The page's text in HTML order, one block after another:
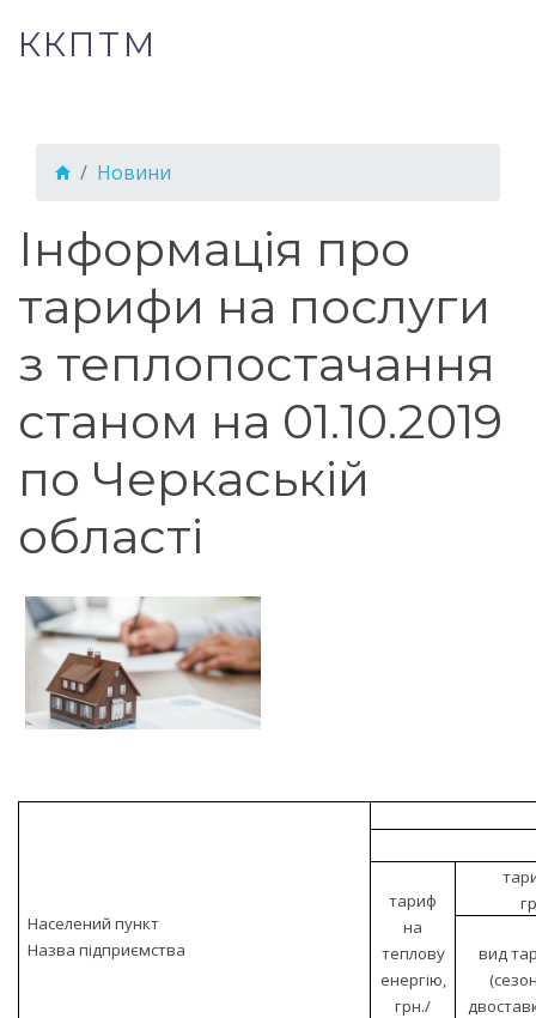
ККПТМ
Новини
Інформація про
тарифи на послуги
з теплопостачання
станом на 01.10.2019
по Черкаській
області
Населений пункт
Назва підприємства
тариф
на
теплову
енергію,
грн./
вид